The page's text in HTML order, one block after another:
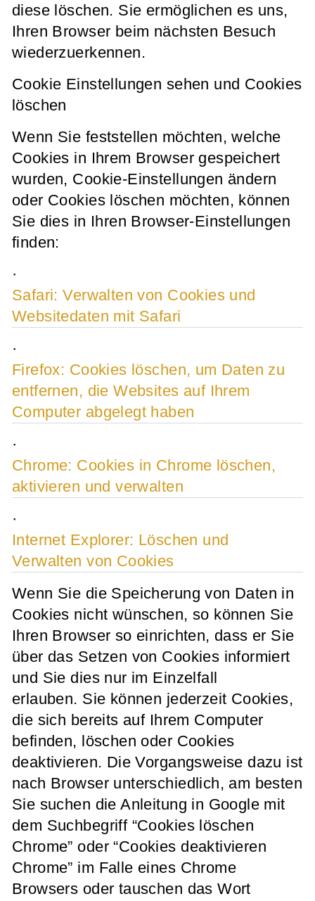
diese löschen. Sie ermöglichen es uns,
Ihren Browser beim nächsten Besuch
wiederzuerkennen.
Cookie Einstellungen sehen und Cookies
löschen
Wenn Sie feststellen möchten, welche
Cookies in Ihrem Browser gespeichert
wurden, Cookie-Einstellungen ändern
oder Cookies löschen möchten, können
Sie dies in Ihren Browser-Einstellungen
finden:
·
Safari: Verwalten von Cookies und
Websitedaten mit Safari
·
Firefox: Cookies löschen, um Daten zu
entfernen, die Websites auf Ihrem
Computer abgelegt haben
·
Chrome: Cookies in Chrome löschen,
aktivieren und verwalten
·
Internet Explorer: Löschen und
Verwalten von Cookies
Wenn Sie die Speicherung von Daten in
Cookies nicht wünschen, so können Sie
Ihren Browser so einrichten, dass er Sie
über das Setzen von Cookies informiert
und Sie dies nur im Einzelfall
erlauben. Sie können jederzeit Cookies,
die sich bereits auf Ihrem Computer
befinden, löschen oder Cookies
deaktivieren. Die Vorgangsweise dazu ist
nach Browser unterschiedlich, am besten
Sie suchen die Anleitung in Google mit
dem Suchbegriff “Cookies löschen
Chrome” oder “Cookies deaktivieren
Chrome” im Falle eines Chrome
Browsers oder tauschen das Wort